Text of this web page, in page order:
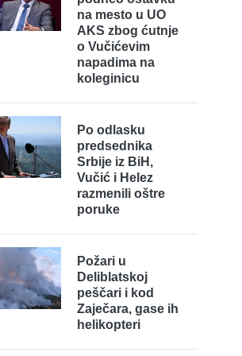
na mesto u UO
AKS zbog ćutnje
o Vučićevim
napadima na
koleginicu
Po odlasku
predsednika
Srbije iz BiH,
Vučić i Helez
razmenili oštre
poruke
Požari u
Deliblatskoj
peščari i kod
Zaječara, gase ih
helikopteri